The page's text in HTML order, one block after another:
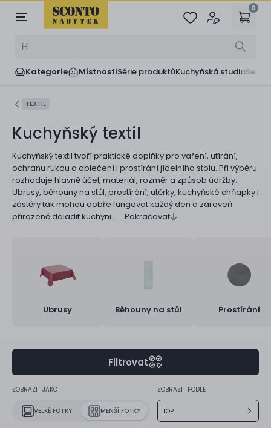
0
Kategorie MístnostiSérie produktůKuchyňská studia
TEXTIL
Kuchyňský textil
Kuchyňský textil tvoří praktické doplňky pro vaření, utírání,
ochranu rukou a oblečení i prostírání jídelního stolu. Při výběru
rozhoduje hlavně účel, materiál, rozměr a způsob údržby.
Ubrusy, běhouny na stůl, prostírání, utěrky, kuchyňské chňapky i
zástěry tak mohou dobře fungovat každý den a zároveň
přirozeně doladit kuchyni.
Pokračovat
Ubrusy Běhouny na stůl Prostírání
Filtrovat
ZOBRAZIT JAKO
VELKÉ FOTKY MENŠÍ FOTKY
ZOBRAZIT PODLE
TOP